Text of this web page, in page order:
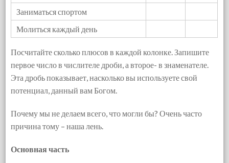
Заниматься спортом
Молиться каждый день
Посчитайте сколько плюсов в каждой колонке. Запишите
первое число в числителе дроби, а второе- в знаменателе.
Эта дробь показывает, насколько вы используете свой
потенциал, данный вам Богом.
Почему мы не делаем всего, что могли бы? Очень часто
причина тому – наша лень.
Основная часть